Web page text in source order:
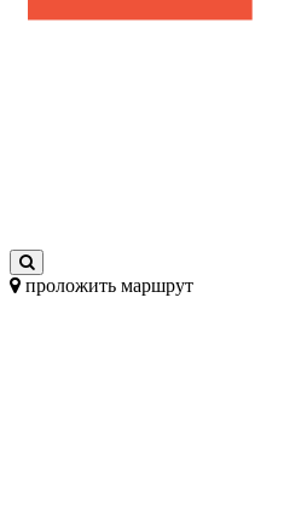
проложить маршрут